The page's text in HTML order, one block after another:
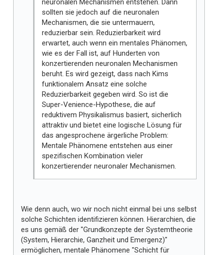
neuronalen Mechanismen entstehen. Dann
sollten sie jedoch auf die neuronalen
Mechanismen, die sie untermauern,
reduzierbar sein. Reduzierbarkeit wird
erwartet, auch wenn ein mentales Phänomen,
wie es der Fall ist, auf Hunderten von
konzertierenden neuronalen Mechanismen
beruht. Es wird gezeigt, dass nach Kims
funktionalem Ansatz eine solche
Reduzierbarkeit gegeben wird. So ist die
Super-Venience-Hypothese, die auf
reduktivem Physikalismus basiert, sicherlich
attraktiv und bietet eine logische Lösung für
das angesprochene ärgerliche Problem:
Mentale Phänomene entstehen aus einer
spezifischen Kombination vieler
konzertierender neuronaler Mechanismen.
Wie denn auch, wo wir noch nicht einmal bei uns selbst
solche Schichten identifizieren können. Hierarchien, die
es uns gemäß der "Grundkonzepte der Systemtheorie
(System, Hierarchie, Ganzheit und Emergenz)"
ermöglichen, mentale Phänomene "Schicht für